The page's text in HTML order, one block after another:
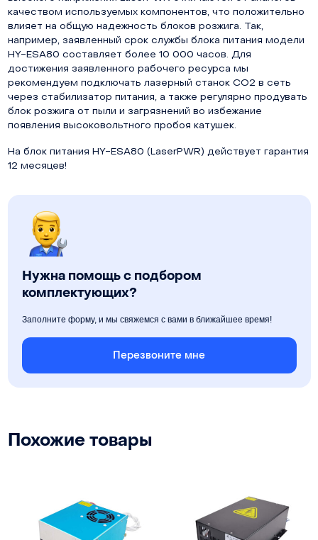
качеством используемых компонентов, что положительно
влияет на общую надежность блоков розжига. Так,
например, заявленный срок службы блока питания модели
HY-ESA80 составляет более 10 000 часов. Для
достижения заявленного рабочего ресурса мы
рекомендуем подключать лазерный станок СО2 в сеть
через стабилизатор питания, а также регулярно продувать
блок розжига от пыли и загрязнений во избежание
появления высоковольтного пробоя катушек.
На блок питания HY-ESA80 (LaserPWR) действует гарантия
12 месяцев!
Нужна помощь с подбором
комплектующих?
Заполните форму, и мы свяжемся с вами в ближайшее время!
Перезвоните мне
Похожие товары